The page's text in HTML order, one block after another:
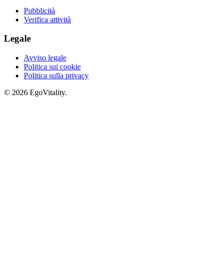
Pubblicità
Verifica attività
Legale
Avviso legale
Politica sui cookie
Politica sulla privacy
© 2026 EgoVitality.